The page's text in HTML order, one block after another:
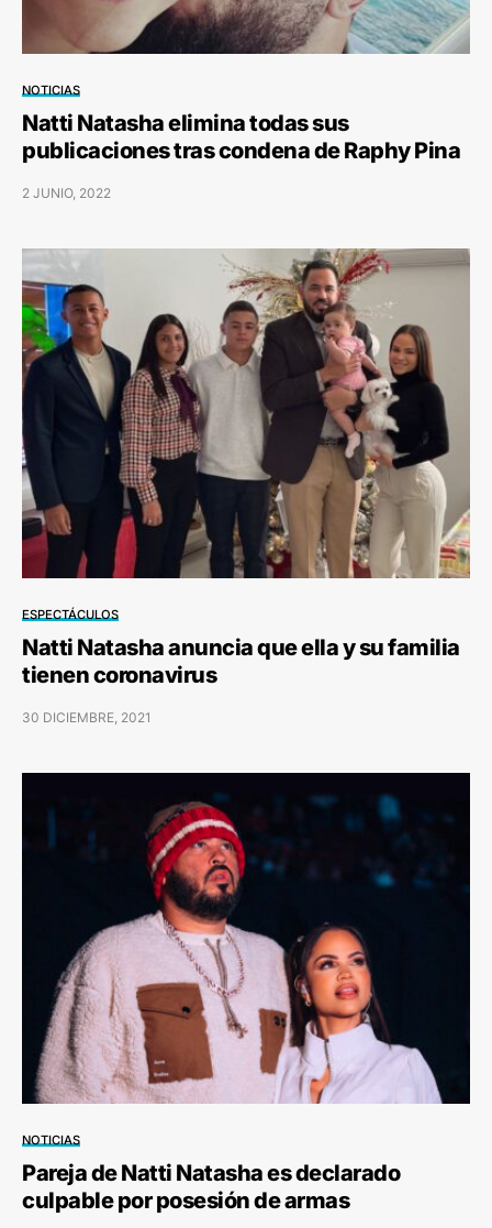
NOTICIAS
Natti Natasha elimina todas sus
publicaciones tras condena de Raphy Pina
2 JUNIO, 2022
ESPECTÁCULOS
Natti Natasha anuncia que ella y su familia
tienen coronavirus
30 DICIEMBRE, 2021
NOTICIAS
Pareja de Natti Natasha es declarado
culpable por posesión de armas